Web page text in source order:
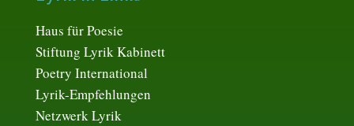
Haus für Poesie
Stiftung Lyrik Kabinett
Poetry International
Lyrik-Empfehlungen
Netzwerk Lyrik